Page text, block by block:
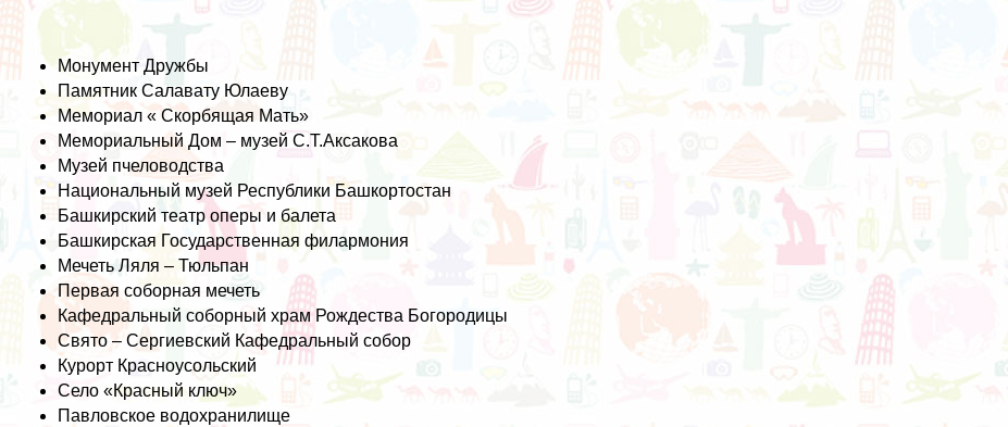
Монумент Дружбы
Памятник Салавату Юлаеву
Мемориал « Скорбящая Мать»
Мемориальный Дом – музей С.Т.Аксакова
Музей пчеловодства
Национальный музей Республики Башкортостан
Башкирский театр оперы и балета
Башкирская Государственная филармония
Мечеть Ляля – Тюльпан
Первая соборная мечеть
Кафедральный соборный храм Рождества Богородицы
Свято – Сергиевский Кафедральный собор
Курорт Красноусольский
Село «Красный ключ»
Павловское водохранилище